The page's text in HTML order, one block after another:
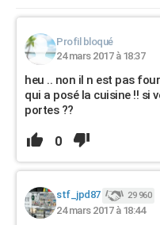
Profil bloqué
24 mars 2017 à 18:37
heu .. non il n est pas
qui a posé la cuisine !! si
portes ??
0
stf_jpd87 29 960
24 mars 2017 à 18:44